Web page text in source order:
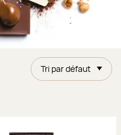
Tri par défaut